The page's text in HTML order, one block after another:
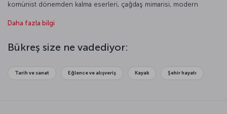
komünist dönemden kalma eserleri, çağdaş mimarisi, modern
Kültür ve sanatın da merkezi olan Bükreş her yıl çok sayıda yerli ve
keşfetmek için geç kalmayın!
Daha fazla bilgi
Bükreş size ne vadediyor:
Tarih ve sanat Eğlence ve alışveriş Kayak Şehir hayatı